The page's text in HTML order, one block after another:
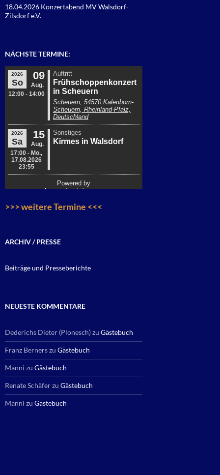
18.04.2026 Konzertabend MV Walsdorf-
Zilsdorf e.V.
NÄCHSTE TERMINE:
>>> weitere Termine <<<
ARCHIV / PRESSE
Beiträge und Presseberichte
NEUESTE KOMMENTARE
Dederichs Dieter (Plonesch)zu Gästebuch
Franz Bernerszu Gästebuch
Manni zu Gästebuch
Renate Schäferzu Gästebuch
Manni zu Gästebuch